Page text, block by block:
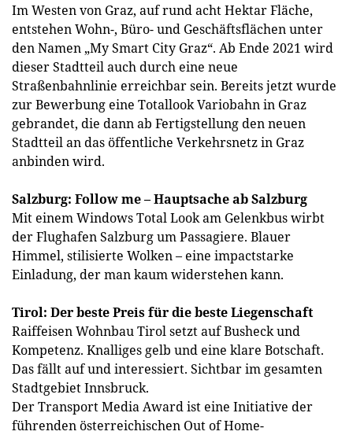
Im Westen von Graz, auf rund acht Hektar Fläche,
entstehen Wohn-, Büro- und Geschäftsflächen unter
den Namen „My Smart City Graz“. Ab Ende 2021 wird
dieser Stadtteil auch durch eine neue
Straßenbahnlinie erreichbar sein. Bereits jetzt wurde
zur Bewerbung eine Totallook Variobahn in Graz
gebrandet, die dann ab Fertigstellung den neuen
Stadtteil an das öffentliche Verkehrsnetz in Graz
anbinden wird.
Salzburg: Follow me – Hauptsache ab Salzburg
Mit einem Windows Total Look am Gelenkbus wirbt
der Flughafen Salzburg um Passagiere. Blauer
Himmel, stilisierte Wolken – eine impactstarke
Einladung, der man kaum widerstehen kann.
Tirol: Der beste Preis für die beste Liegenschaft
Raiffeisen Wohnbau Tirol setzt auf Busheck und
Kompetenz. Knalliges gelb und eine klare Botschaft.
Das fällt auf und interessiert. Sichtbar im gesamten
Stadtgebiet Innsbruck.
Der Transport Media Award ist eine Initiative der
führenden österreichischen Out of Home-